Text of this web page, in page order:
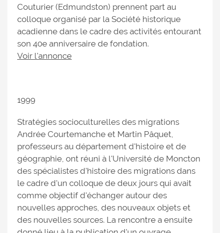
Couturier (Edmundston) prennent part au
colloque organisé par la Société historique
acadienne dans le cadre des activités entourant
son 40e anniversaire de fondation.
Voir l'annonce
1999
Stratégies socioculturelles des migrations
Andrée Courtemanche et Martin Pâquet,
professeurs au département d'histoire et de
géographie, ont réuni à l'Université de Moncton
des spécialistes d'histoire des migrations dans
le cadre d'un colloque de deux jours qui avait
comme objectif d'échanger autour des
nouvelles approches, des nouveaux objets et
des nouvelles sources. La rencontre a ensuite